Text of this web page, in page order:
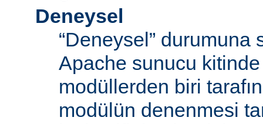
Deneysel
“Deneysel” durumuna
Apache sunucu
modüllerden biri
modülün denenmesi